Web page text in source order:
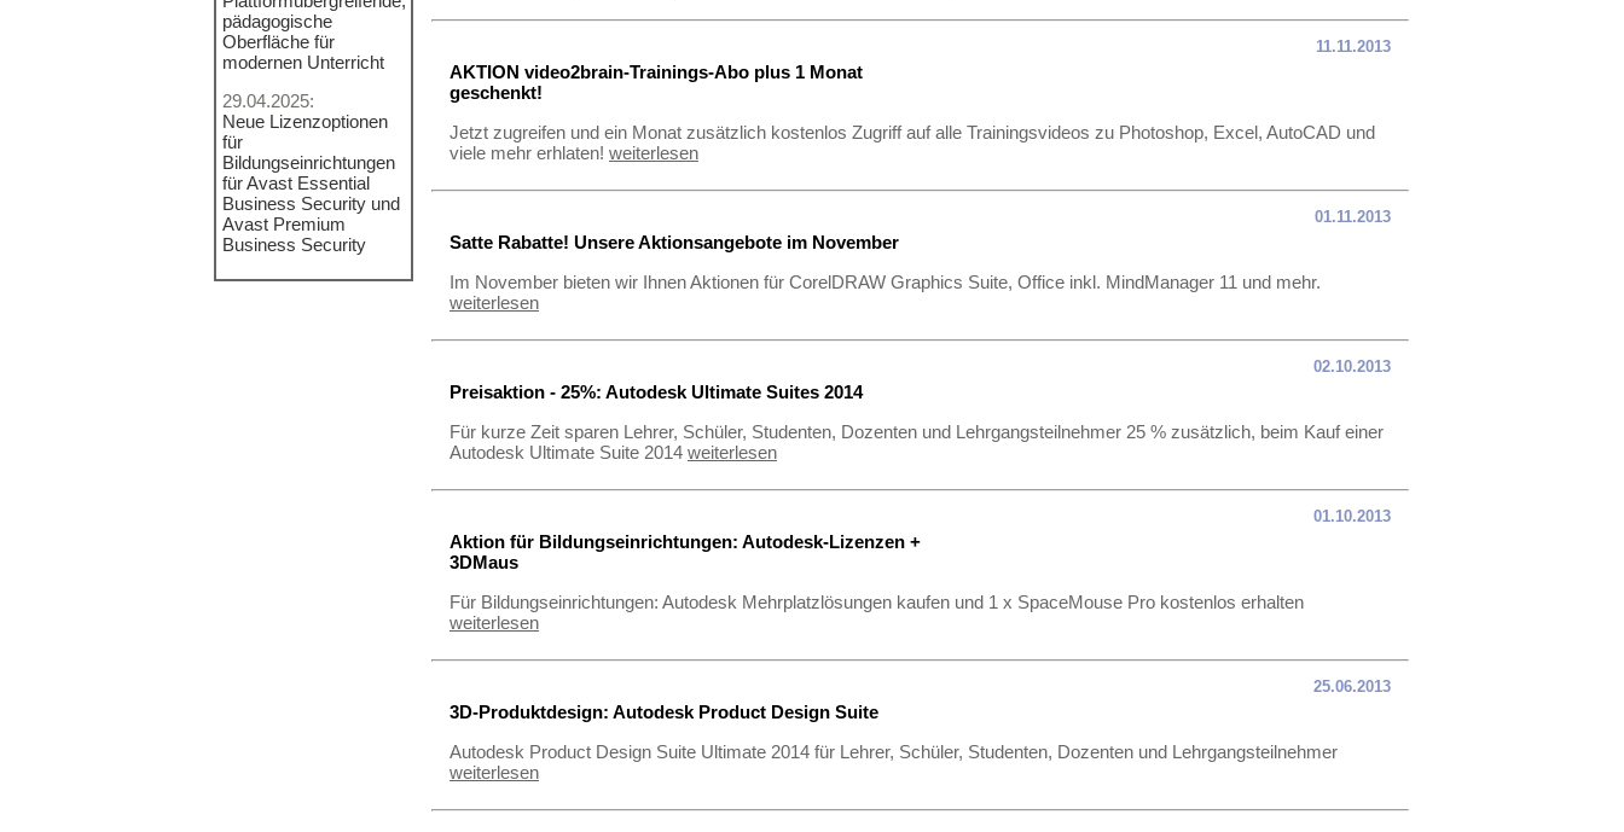
pädagogische
Oberfläche für
modernen Unterricht
29.04.2025:
Neue Lizenzoptionen
für
Bildungseinrichtungen
für Avast Essential
Business Security und
Avast Premium
Business Security
AKTION video2brain-Trainings-Abo plus 1 Monat
geschenkt!
Jetzt zugreifen und ein Monat zusätzlich kostenlos Zugriff auf alle Trainingsvideos zu Photoshop, Excel, AutoCAD und
viele mehr erhlaten! weiterlesen
11.11.2013
Satte Rabatte! Unsere Aktionsangebote im November
Im November bieten wir Ihnen Aktionen für CorelDRAW Graphics Suite, Office inkl. MindManager 11 und mehr.
weiterlesen
01.11.2013
Preisaktion - 25%: Autodesk Ultimate Suites 2014
Für kurze Zeit sparen Lehrer, Schüler, Studenten, Dozenten und Lehrgangsteilnehmer 25 % zusätzlich, beim Kauf einer
Autodesk Ultimate Suite 2014 weiterlesen
02.10.2013
Aktion für Bildungseinrichtungen: Autodesk-Lizenzen +
3DMaus
Für Bildungseinrichtungen: Autodesk Mehrplatzlösungen kaufen und 1 x SpaceMouse Pro kostenlos erhalten
weiterlesen
01.10.2013
3D-Produktdesign: Autodesk Product Design Suite
Autodesk Product Design Suite Ultimate 2014 für Lehrer, Schüler, Studenten, Dozenten und Lehrgangsteilnehmer
weiterlesen
25.06.2013